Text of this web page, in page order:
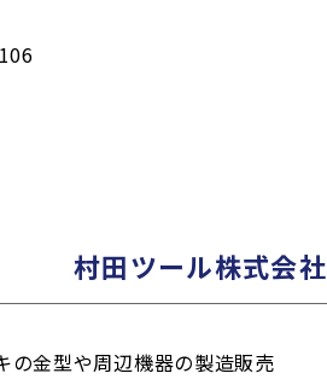
村田ツール株式会社
の金型や周辺機器の製造販売